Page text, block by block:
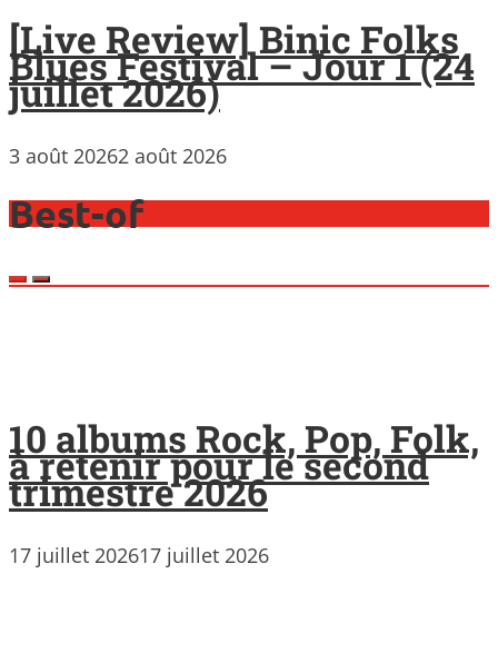
[Live Review] Binic Folks
Blues Festival – Jour 1 (24
juillet 2026)
3 août 20262 août 2026
Best-of
10 albums Rock, Pop, Folk,
à retenir pour le second
trimestre 2026
17 juillet 202617 juillet 2026